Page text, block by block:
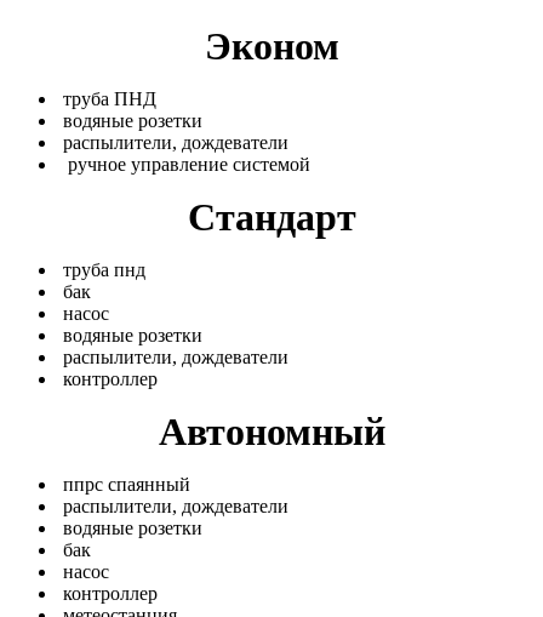
Эконом
труба ПНД
водяные розетки
распылители, дождеватели
ручное управление системой
Стандарт
труба пнд
бак
насос
водяные розетки
распылители, дождеватели
контроллер
Автономный
ппрс спаянный
распылители, дождеватели
водяные розетки
бак
насос
контроллер